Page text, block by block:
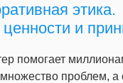
этика.
и
помогает
проблем, а